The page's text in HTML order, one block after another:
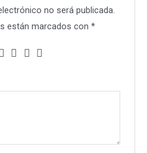
no será publicada.
están marcados con*